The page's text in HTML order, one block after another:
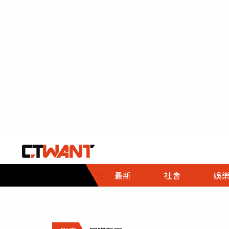
::: 最新 社會
社會首頁
時事
調查
娛樂
娛樂首頁
即時
財經首頁
熱線
政